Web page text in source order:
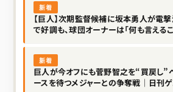
新着
【巨人】次期監督候補に坂本勇人が電
で好調も、球団オーナーは「何も言える
新着
巨人が今オフにも菅野智之を“買戻し
ースを待つメジャーとの争奪戦｜日刊